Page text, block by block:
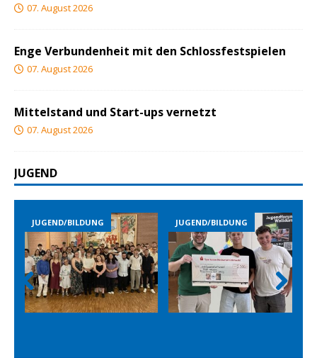
07. August 2026
Enge Verbundenheit mit den Schlossfestspielen
07. August 2026
Mittelstand und Start-ups vernetzt
07. August 2026
JUGEND
JUGEND/BILDUNG JUGEND/BILDUNG
Prev
ious
Nex
t